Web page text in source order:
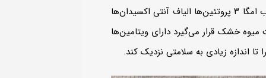
می‌‌کند گردو در فهرست میوه خشک رده دوم را دارد زیرا با اسیدهای چرب امگا ۳ پروتئین‌‌ها الیاف آنتی اکسیدان‌‌ها
خشک قرار می‌‌گیرد دارای ویتامین‌‌ها
تا اندازه زیادی به سلامتی نزدیک کند.